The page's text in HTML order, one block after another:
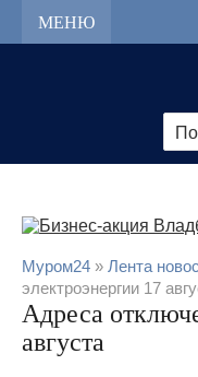
МЕНЮ
Муром24 » Лента
электроэнергии 17
Адреса
августа